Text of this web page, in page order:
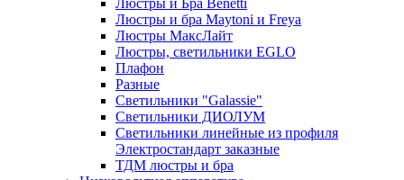
Люстры и Бра Benetti
Люстры и бра Maytoni и Freya
Люстры МаксЛайт
Люстры, светильники EGLO
Плафон
Разные
Светильники "Galassie"
Светильники ДИОЛУМ
Светильники линейные из профиля
Электростандарт заказные
ТДМ люстры и бра